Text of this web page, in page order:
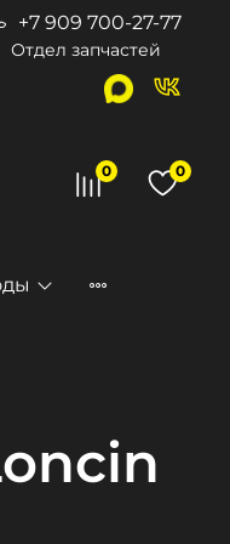
+7 909 700-27-77
Отдел запчастей
0 0